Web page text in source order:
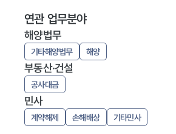
연관 업무분야
해양법무
기타해양법무 해양
부동산·건설
공사대금
민사
계약해제 손해배상 기타민사